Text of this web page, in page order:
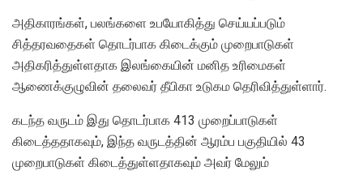
அதிகாரங்கள், பலங்களை உபயோகித்து செய்யப்படும்
சித்தரவதைகள் தொடர்பாக கிடைக்கும் முறைபாடுகள்
அதிகரித்துள்ளதாக இலங்கையின் மனித உரிமைகள்
ஆணைக்குழுவின் தலைவர் தீபிகா உடுகம தெரிவித்துள்ளார்.
கடந்த வருடம் இது தொடர்பாக 413 முறைப்பாடுகள்
கிடைத்ததாகவும், இந்த வருடத்தின் ஆரம்ப பகுதியில் 43
முறைபாடுகள் கிடைத்துள்ளதாகவும் அவர் மேலும்